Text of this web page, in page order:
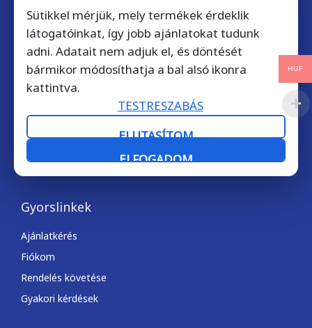
Kérdése van? Hívjon bátran!
+36 1 901 7372
Telefonos ügyfélszolgálatunk munkanapokon 9-17 óra
között érhető el.
Email kapcsolat: licencek@softdirect.hu
Gyorslinkek
Ajánlatkérés
Fiókom
Rendelés követése
Gyakori kérdések
HUF
Sütikkel mérjük, mely termékek érdeklik
látogatóinkat, így jobb ajánlatokat tudunk
adni. Adatait nem adjuk el, és döntését
bármikor módosíthatja a bal alsó ikonra
kattintva.
TESTRESZABÁS
ELUTASÍTOM
ELFOGADOM